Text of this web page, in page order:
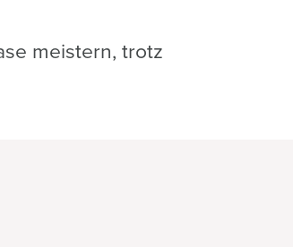
meistern, trotz